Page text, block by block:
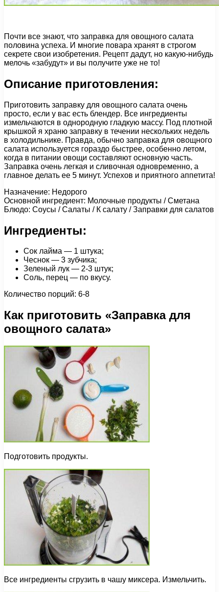
Почти все знают, что заправка для овощного салата
половина успеха. И многие повара хранят в строгом
секрете свои изобретения. Рецепт дадут, но какую-нибудь
мелочь «забудут» и вы получите уже не то!
Описание приготовления:
Приготовить заправку для овощного салата очень
просто, если у вас есть блендер. Все ингредиенты
измельчаются в однородную гладкую массу. Под плотной
крышкой я храню заправку в течении нескольких недель
в холодильнике. Правда, обычно заправка для овощного
салата используется гораздо быстрее, особенно летом,
когда в питании овощи составляют основную часть.
Заправка очень легкая и сливочная одновременно, а
главное делать ее 5 минут. Успехов и приятного аппетита!
Назначение: Недорого
Основной ингредиент: Молочные продукты / Сметана
Блюдо: Соусы / Салаты / К салату / Заправки для салатов
Ингредиенты:
Сок лайма — 1 штука;
Чеснок — 3 зубчика;
Зеленый лук — 2-3 штук;
Соль, перец — по вкусу.
Количество порций: 6-8
Как приготовить «Заправка для
овощного салата»
Подготовить продукты.
Все ингредиенты сгрузить в чашу миксера. Измельчить.